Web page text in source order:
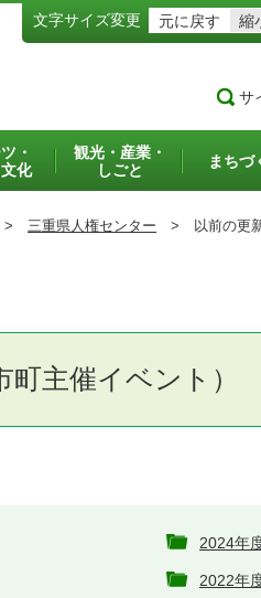
文字サイズ変更 元に戻す 縮
サ
・
化
観光・産業・
しごと
まちづ
三重県人権センター > 以前の更
町主催イベント）
2024年
2022年